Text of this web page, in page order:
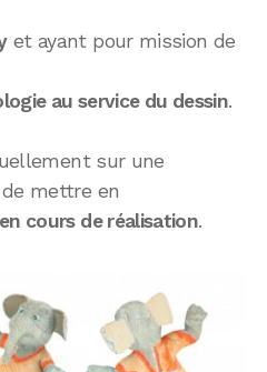
et ayant pour mission de
au service du dessin.
sur une
mettre en
cours de réalisation.